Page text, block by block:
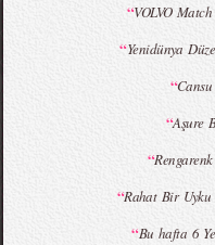
“VOLVO
“Yenidünya
“
“Aşure
“
“Rahat Bir
“Bu hafta 6